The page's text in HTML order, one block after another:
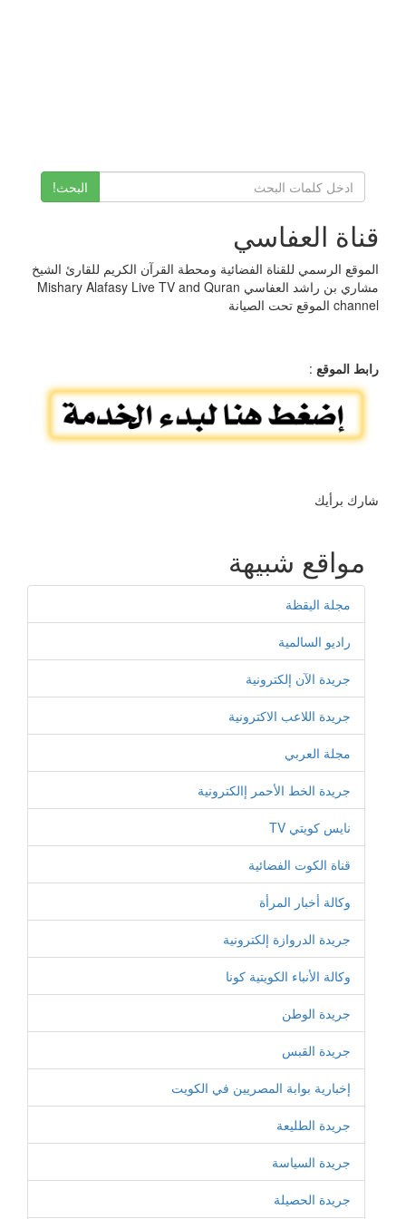
البحث!
قناة العفاسي
الموقع الرسمي للقناة الفضائية ومحطة القرآن الكريم للقارئ الشيخ
مشاري بن راشد العفاسي Mishary Alafasy Live TV and Quran
channel الموقع تحت الصيانة
رابط الموقع :
شارك برأيك
مواقع شبيهة
مجلة اليقظة
راديو السالمية
جريدة الآن إلكترونية
جريدة اللاعب الاكترونية
مجلة العربي
جريدة الخط الأحمر إالكترونية
نايس كويتي TV
قناة الكوت الفضائية
وكالة أخبار المرأة
جريدة الدروازة إلكترونية
وكالة الأنباء الكويتية كونا
جريدة الوطن
جريدة القبس
إخبارية بوابة المصريين في الكويت
جريدة الطليعة
جريدة السياسة
جريدة الحصيلة